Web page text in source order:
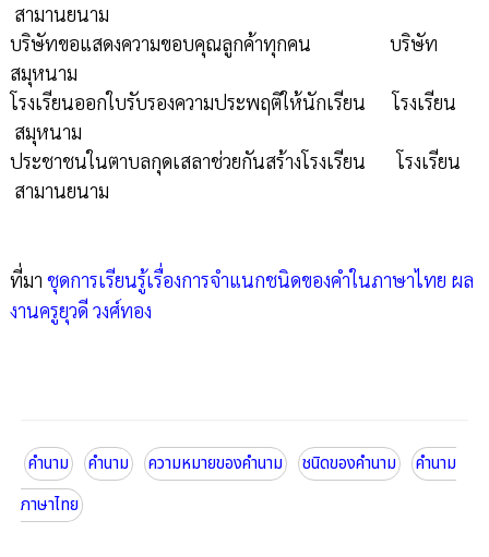
สามานยนาม
บริษัทขอแสดงความขอบคุณลูกค้าทุกคน บริษัท
สมุหนาม
โรงเรียนออกใบรับรองความประพฤติให้นักเรียน โรงเรียน
สมุหนาม
ประชาชนในตาบลกุดเสลาช่วยกันสร้างโรงเรียน โรงเรียน
สามานยนาม
ที่มา ชุดการเรียนรู้เรื่องการจำแนกชนิดของคำในภาษาไทย ผล
งานครูยุวดี วงศ์ทอง
คำนาม คำนาม ความหมายของคำนาม ชนิดของคำนาม
คำนาม
ภาษาไทย